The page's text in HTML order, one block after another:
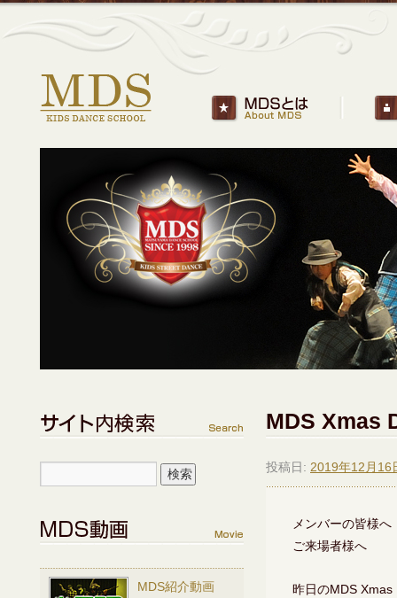
MDS Xmas
投稿日: 2019年12月16
メンバーの皆様へ
ご来場者様へ
昨日のMDS
MDS紹介動画